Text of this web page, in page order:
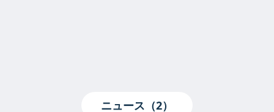
ニュース（2）